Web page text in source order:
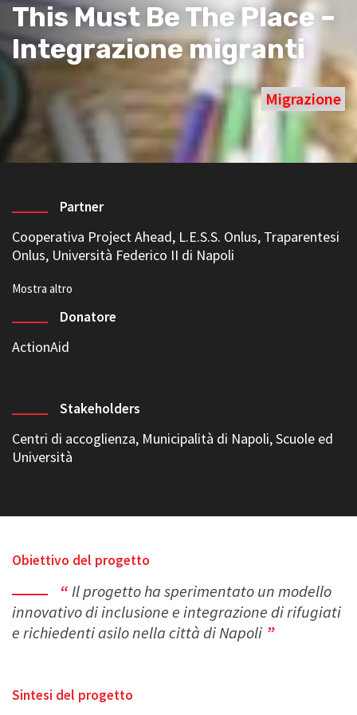
This Must Be The Place –
Integrazione migranti
Migrazione
Partner
Cooperativa Project Ahead, L.E.S.S. Onlus, Traparentesi
Onlus, Università Federico II di Napoli
Donatore
ActionAid
Stakeholders
Centri di accoglienza, Municipalità di Napoli, Scuole ed
Università
Obiettivo del progetto
Il progetto ha sperimentato un modello
innovativo di inclusione e integrazione di rifugiati
e richiedenti asilo nella città di Napoli
Sintesi del progetto